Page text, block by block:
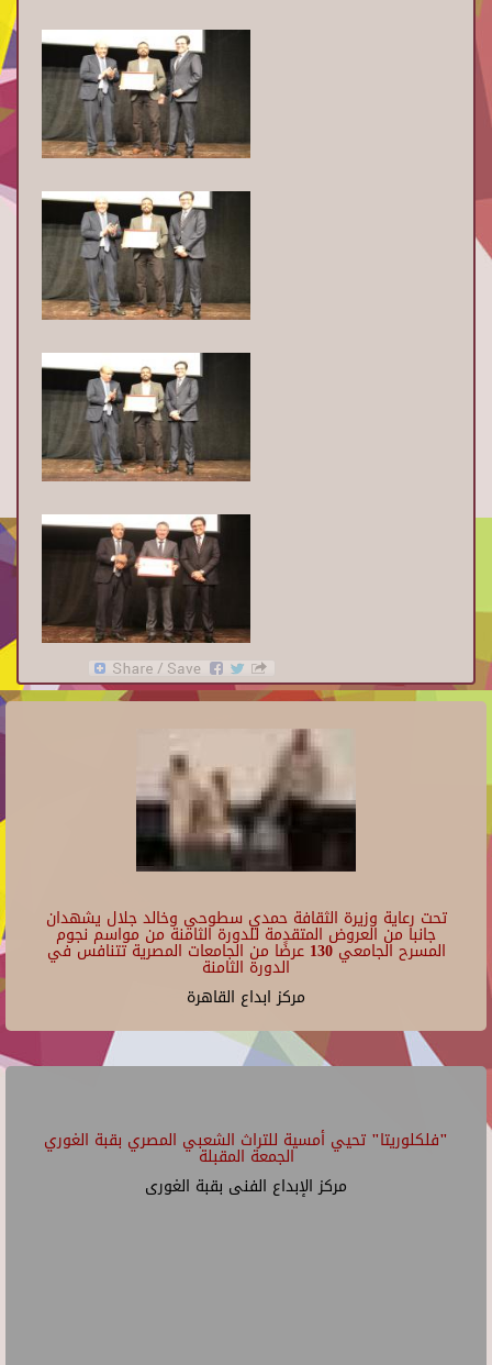
تحت رعاية وزيرة الثقافة حمدي سطوحي وخالد جلال يشهدان
جانبا من العروض المتقدمة للدورة الثامنة من مواسم نجوم
المسرح الجامعي 130 عرضًا من الجامعات المصرية تتنافس في
الدورة الثامنة
مركز ابداع القاهرة
"فلكلوريتا" تحيي أمسية للتراث الشعبي المصري بقبة الغوري
الجمعة المقبلة
مركز الإبداع الفنى بقبة الغورى